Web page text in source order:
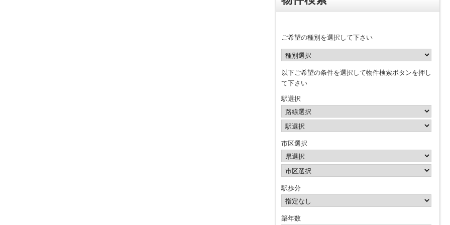
ご希望の種別を選択して下さい
以下ご希望の条件を選択して物件検索ボタンを押し
て下さい
駅選択
市区選択
駅歩分
築年数